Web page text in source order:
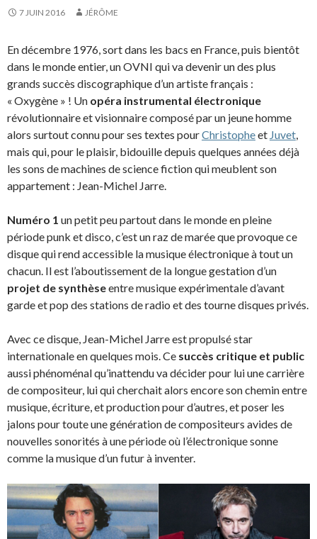
7 JUIN 2016 JÉRÔME
En décembre 1976, sort dans les bacs en France, puis bientôt
dans le monde entier, un OVNI qui va devenir un des plus
grands succès discographique d’un artiste français :
« Oxygène » ! Un opéra instrumental électronique
révolutionnaire et visionnaire composé par un jeune homme
alors surtout connu pour ses textes pourChristopheet Juvet,
mais qui, pour le plaisir, bidouille depuis quelques années déjà
les sons de machines de science fiction qui meublent son
appartement : Jean-Michel Jarre.
Numéro 1 un petit peu partout dans le monde en pleine
période punk et disco, c’est un raz de marée que provoque ce
disque qui rend accessible la musique électronique à tout un
chacun. Il est l’aboutissement de la longue gestation d’un
projet de synthèseentre musique expérimentale d’avant
garde et pop des stations de radio et des tourne disques privés.
Avec ce disque, Jean-Michel Jarre est propulsé star
internationale en quelques mois. Ce succès critique et public
aussi phénoménal qu’inattendu va décider pour lui une carrière
de compositeur, lui qui cherchait alors encore son chemin entre
musique, écriture, et production pour d’autres, et poser les
jalons pour toute une génération de compositeurs avides de
nouvelles sonorités à une période où l’électronique sonne
comme la musique d’un futur à inventer.